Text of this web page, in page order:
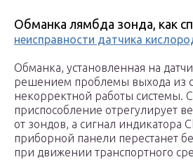
Обманка лямбда зонда, как
неисправности датчика
Обманка, установленная на
решением проблемы выхода из
некорректной работы системы.
приспособление отрегулирует
от зондов, а сигнал индикатора
приборной панели перестанет
при движении транспортного